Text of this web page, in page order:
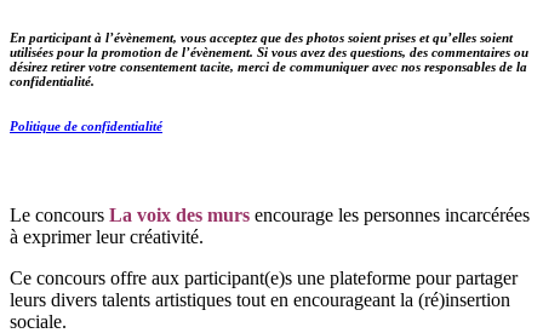
En participant à l’évènement, vous acceptez que des photos soient prises et qu’elles soient
utilisées pour la promotion de l’évènement. Si vous avez des questions, des commentaires ou
désirez retirer votre consentement tacite, merci de communiquer avec nos responsables de la
confidentialité.
Politique de confidentialité
Le concours La voix des murs encourage les personnes incarcérées
à exprimer leur créativité.
Ce concours offre aux participant(e)s une plateforme pour partager
leurs divers talents artistiques tout en encourageant la (ré)insertion
sociale.